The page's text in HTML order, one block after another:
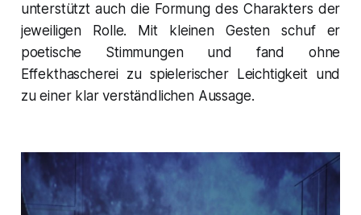
unterstützt auch die Formung des Charakters der
jeweiligen Rolle. Mit kleinen Gesten schuf er
poetische Stimmungen und fand ohne
Effekthascherei zu spielerischer Leichtigkeit und
zu einer klar verständlichen Aussage.